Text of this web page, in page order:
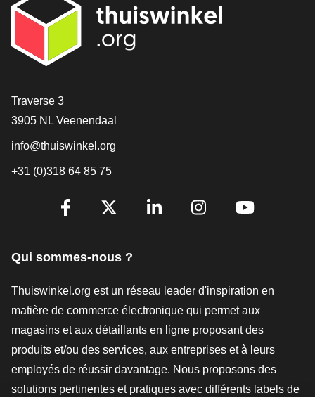
[_General:Contact]
Traverse 3
3905 NL Veenendaal
info@thuiswinkel.org
+31 (0)318 64 85 75
[_General:SocialMediaTitle]
Qui sommes-nous ?
Thuiswinkel.org est un réseau leader d'inspiration en
matière de commerce électronique qui permet aux
magasins et aux détaillants en ligne proposant des
produits et/ou des services, aux entreprises et à leurs
employés de réussir davantage. Nous proposons des
solutions pertinentes et pratiques avec différents labels de